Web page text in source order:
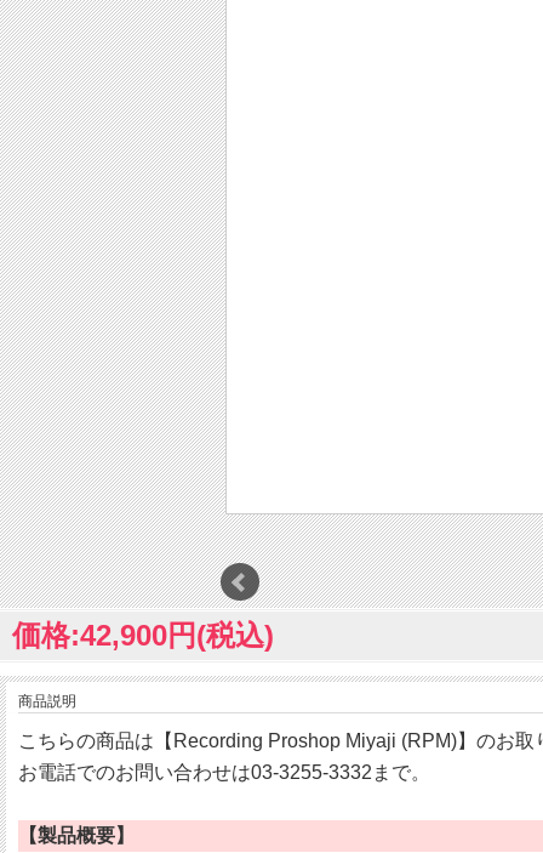
価格:42,900円(税込)
商品説明
こちらの商品は【Recording Proshop Miyaji (RPM)】のお取
お電話でのお問い合わせは03-3255-3332まで。
【製品概要】